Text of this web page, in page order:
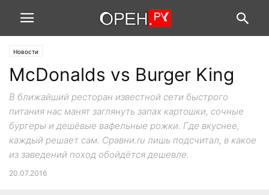
Новости
McDonalds vs Burger King
В ближайший ресторан известной сети быстрого
питания нас манят заглянуть запах картошки, сочные
бургеры и дешёвые вафельные рожки. Где вкуснее,
каждый решает сам. Сравни.ru лишь подсчитал, в какое
из заведений поход обойдётся дешевле.
20.07.2016